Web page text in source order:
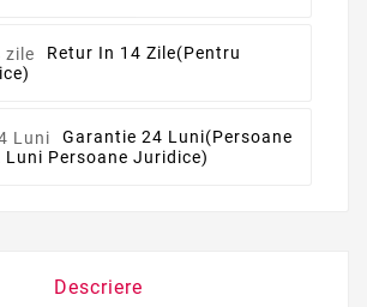
Retur In 14 Zile(pentru
Garantie 24 Luni(persoane
Luni Persoane Juridice)
Descriere